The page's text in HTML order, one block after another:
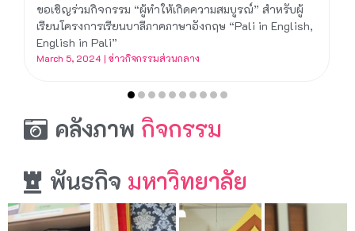
ขอเชิญร่วมกิจกรรม “ผู้ทำให้เกิดความสมบูรณ์” สำหรับผู้
เรียนโครงการเรียนบาลีภาคภาษาอังกฤษ “Pali in English,
English in Pali”
March 5, 2024 | ข่าวกิจกรรมส่วนกลาง
คลังภาพ กิจกรรม
พันธกิจ มหาวิทยาลัย